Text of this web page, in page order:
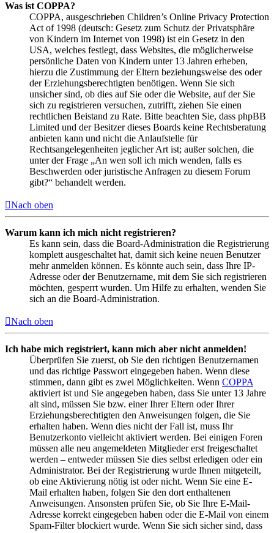
Was ist COPPA?
COPPA, ausgeschrieben Children’s Online Privacy Protection
Act of 1998 (deutsch: Gesetz zum Schutz der Privatsphäre
von Kindern im Internet von 1998) ist ein Gesetz in den
USA, welches festlegt, dass Websites, die möglicherweise
persönliche Daten von Kindern unter 13 Jahren erheben,
hierzu die Zustimmung der Eltern beziehungsweise des oder
der Erziehungsberechtigten benötigen. Wenn Sie sich
unsicher sind, ob dies auf Sie oder die Website, auf der Sie
sich zu registrieren versuchen, zutrifft, ziehen Sie einen
rechtlichen Beistand zu Rate. Bitte beachten Sie, dass phpBB
Limited und der Besitzer dieses Boards keine Rechtsberatung
anbieten kann und nicht die Anlaufstelle für
Rechtsangelegenheiten jeglicher Art ist; außer solchen, die
unter der Frage „An wen soll ich mich wenden, falls es
Beschwerden oder juristische Anfragen zu diesem Forum
gibt?“ behandelt werden.
Nach oben
Warum kann ich mich nicht registrieren?
Es kann sein, dass die Board-Administration die Registrierung
komplett ausgeschaltet hat, damit sich keine neuen Benutzer
mehr anmelden können. Es könnte auch sein, dass Ihre IP-
Adresse oder der Benutzername, mit dem Sie sich registrieren
möchten, gesperrt wurden. Um Hilfe zu erhalten, wenden Sie
sich an die Board-Administration.
Nach oben
Ich habe mich registriert, kann mich aber nicht anmelden!
Überprüfen Sie zuerst, ob Sie den richtigen Benutzernamen
und das richtige Passwort eingegeben haben. Wenn diese
stimmen, dann gibt es zwei Möglichkeiten. Wenn COPPA
aktiviert ist und Sie angegeben haben, dass Sie unter 13 Jahre
alt sind, müssen Sie bzw. einer Ihrer Eltern oder Ihrer
Erziehungsberechtigten den Anweisungen folgen, die Sie
erhalten haben. Wenn dies nicht der Fall ist, muss Ihr
Benutzerkonto vielleicht aktiviert werden. Bei einigen Foren
müssen alle neu angemeldeten Mitglieder erst freigeschaltet
werden – entweder müssen Sie dies selbst erledigen oder ein
Administrator. Bei der Registrierung wurde Ihnen mitgeteilt,
ob eine Aktivierung nötig ist oder nicht. Wenn Sie eine E-
Mail erhalten haben, folgen Sie den dort enthaltenen
Anweisungen. Ansonsten prüfen Sie, ob Sie Ihre E-Mail-
Adresse korrekt eingegeben haben oder die E-Mail von einem
Spam-Filter blockiert wurde. Wenn Sie sich sicher sind, dass